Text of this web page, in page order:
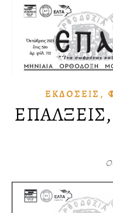
ἘΚΔΌΣΕΙΣ ,
ΕΠΑΛΞΕΙΣ,